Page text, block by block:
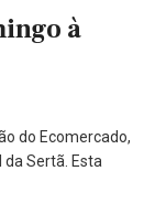
à
do Ecomercado,
Sertã. Esta